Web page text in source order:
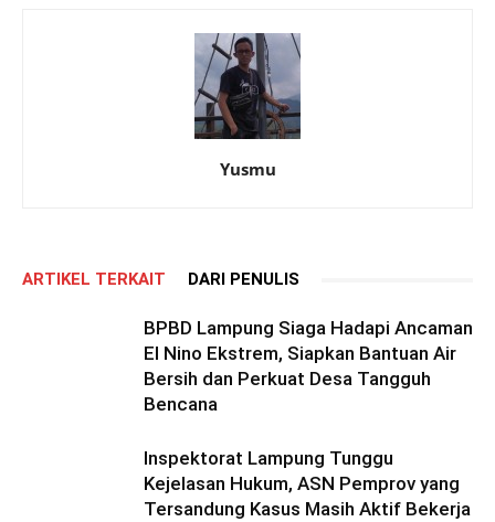
Yusmu
ARTIKEL TERKAIT DARI PENULIS
BPBD Lampung Siaga Hadapi Ancaman
El Nino Ekstrem, Siapkan Bantuan Air
Bersih dan Perkuat Desa Tangguh
Bencana
Inspektorat Lampung Tunggu
Kejelasan Hukum, ASN Pemprov yang
Tersandung Kasus Masih Aktif Bekerja